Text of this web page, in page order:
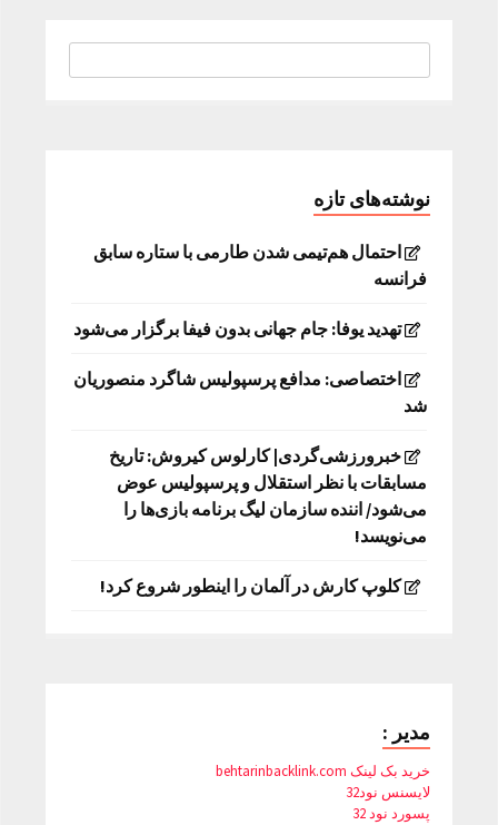
نوشته‌های تازه
احتمال هم‌تیمی شدن طارمی با ستاره سابق
فرانسه
تهدید یوفا: جام جهانی بدون فیفا برگزار می‌شود
اختصاصی: مدافع پرسپولیس شاگرد منصوریان
شد
خبرورزشی‌گردی| کارلوس کیروش: تاریخ
مسابقات با نظر استقلال و پرسپولیس عوض
می‌شود/ اننده سازمان لیگ برنامه بازی‌ها را
می‌نویسد!
کلوپ کارش در آلمان را اینطور شروع کرد!
مدیر :
خرید بک لینک behtarinbacklink.com
لایسنس نود32
پسورد نود 32